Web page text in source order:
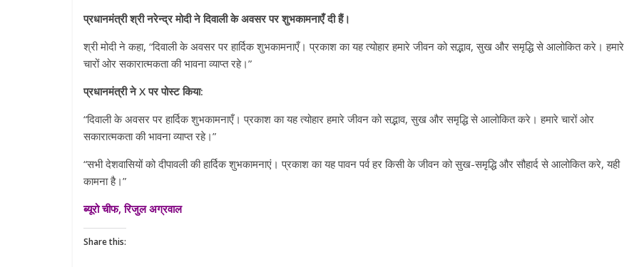
प्रधानमंत्री श्री नरेन्द्र मोदी ने दिवाली के अवसर पर शुभकामनाएँ दी हैं।
श्री मोदी ने कहा, “दिवाली के अवसर पर हार्दिक शुभकामनाएँ। प्रकाश का यह त्योहार हमारे जीवन को सद्भाव, सुख और समृद्धि से आलोकित करे। हमारे
चारों ओर सकारात्मकता की भावना व्याप्त रहे।”
प्रधानमंत्री ने X पर पोस्ट किया:
“दिवाली के अवसर पर हार्दिक शुभकामनाएँ। प्रकाश का यह त्योहार हमारे जीवन को सद्भाव, सुख और समृद्धि से आलोकित करे। हमारे चारों ओर
सकारात्मकता की भावना व्याप्त रहे।”
“सभी देशवासियों को दीपावली की हार्दिक शुभकामनाएं। प्रकाश का यह पावन पर्व हर किसी के जीवन को सुख-समृद्धि और सौहार्द से आलोकित करे, यही
कामना है।”
ब्यूरो चीफ, रिजुल अग्रवाल
Share this: